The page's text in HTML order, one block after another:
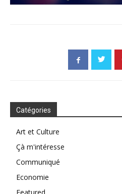
Catégories
Art et Culture
Çà m'intéresse
Communiqué
Economie
Featured